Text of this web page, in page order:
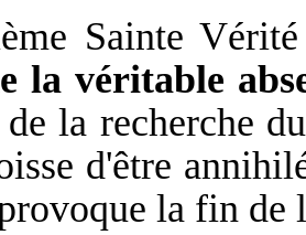
Sainte
la véritable
la recherche
d'être
la fin de